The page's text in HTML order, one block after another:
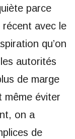
parce
récent avec le
qu’on
autorités
de marge
même éviter
on a
de